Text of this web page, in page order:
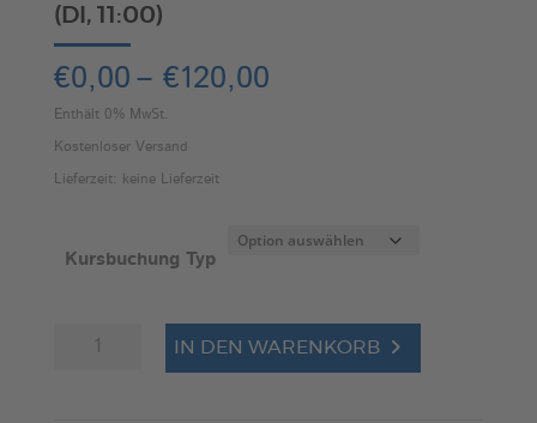
(DI, 11:00)
€0,00 – €120,00Preisspanne:
Enthält 0% MwSt.
Kostenloser Versand
Lieferzeit: keine Lieferzeit
Kursbuchung Typ
IN DEN WARENKORB
l